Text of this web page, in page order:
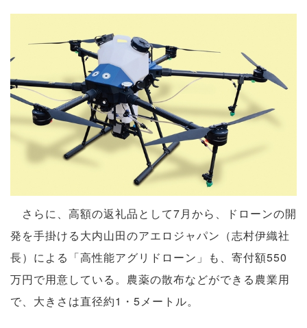
さらに、高額の返礼品として7月から、ドローンの開
発を手掛ける大内山田のアエロジャパン（志村伊織社
長）による「高性能アグリドローン」も、寄付額550
万円で用意している。農薬の散布などができる農業用
で、大きさは直径約1・5メートル。